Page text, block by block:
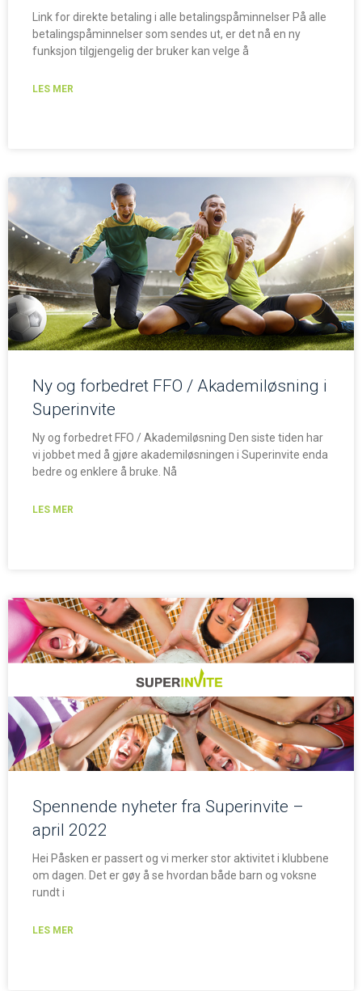
Link for direkte betaling i alle betalingspåminnelser På alle
betalingspåminnelser som sendes ut, er det nå en ny
funksjon tilgjengelig der bruker kan velge å
LES MER
Ny og forbedret FFO / Akademiløsning i
Superinvite
Ny og forbedret FFO / Akademiløsning Den siste tiden har
vi jobbet med å gjøre akademiløsningen i Superinvite enda
bedre og enklere å bruke. Nå
LES MER
Spennende nyheter fra Superinvite –
april 2022
Hei Påsken er passert og vi merker stor aktivitet i klubbene
om dagen. Det er gøy å se hvordan både barn og voksne
rundt i
LES MER